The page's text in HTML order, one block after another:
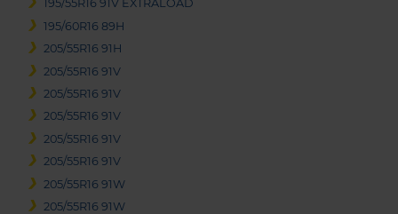
195/55R16 91V EXTRALOAD
195/60R16 89H
205/55R16 91H
205/55R16 91V
205/55R16 91V
205/55R16 91V
205/55R16 91V
205/55R16 91V
205/55R16 91W
205/55R16 91W